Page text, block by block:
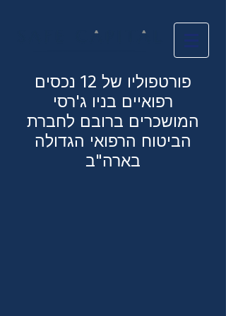
פורטפוליו של 12 נכסים
רפואיים בניו ג'רסי
המושכרים ברובם לחברת
הביטוח הרפואי הגדולה
בארה"ב